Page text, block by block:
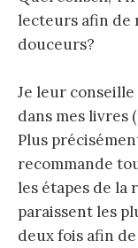
lecteurs afin de
douceurs?
Je leur
dans mes livres
Plus
recommande
les étapes de la
paraissent les
deux fois afin